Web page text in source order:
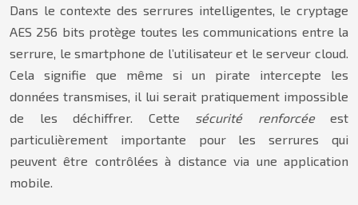
Dans le contexte des serrures intelligentes, le cryptage
AES 256 bits protège toutes les communications entre la
serrure, le smartphone de l’utilisateur et le serveur cloud.
Cela signifie que même si un pirate intercepte les
données transmises, il lui serait pratiquement impossible
de les déchiffrer. Cette
sécurité renforcée est
particulièrement importante pour les serrures qui
peuvent être contrôlées à distance via une application
mobile.